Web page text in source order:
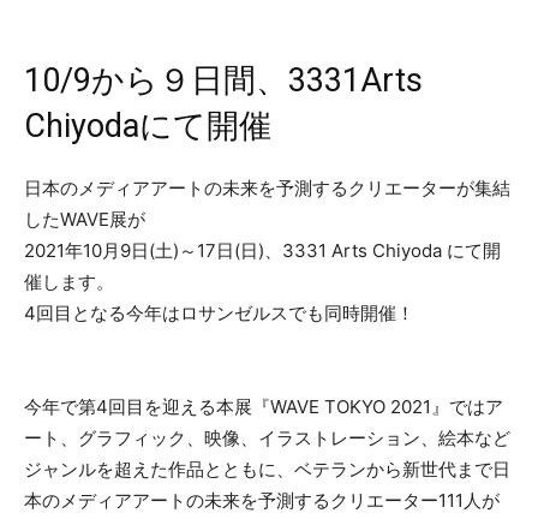
10/9から９日間、3331Arts
Chiyodaにて開催
日本のメディアアートの未来を予測するクリエーターが集結
したWAVE展が
2021年10月9日(土)～17日(日)、3331 Arts Chiyoda にて開
催します。
4回目となる今年はロサンゼルスでも同時開催！
今年で第4回目を迎える本展『WAVE TOKYO 2021』ではア
ート、グラフィック、映像、イラストレーション、絵本など
ジャンルを超えた作品とともに、ベテランから新世代まで日
本のメディアアートの未来を予測するクリエーター111人が